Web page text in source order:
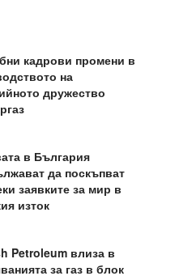
кадрови промени в
на
дружество
в България
да поскъпват
заявките за мир в
изток
Petroleum влиза в
за газ в блок